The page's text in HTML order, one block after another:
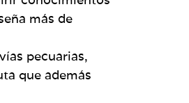
más de
pecuarias,
que además